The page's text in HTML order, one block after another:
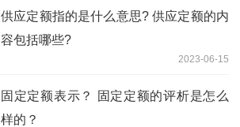
供应定额指的是什么意思? 供应定额的内
容包括哪些?
2023-06-15
固定定额表示？ 固定定额的评析是怎么
样的？